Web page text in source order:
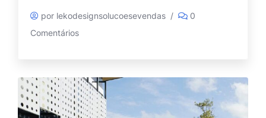
por lekodesignsolucoesevendas /
0
Comentários